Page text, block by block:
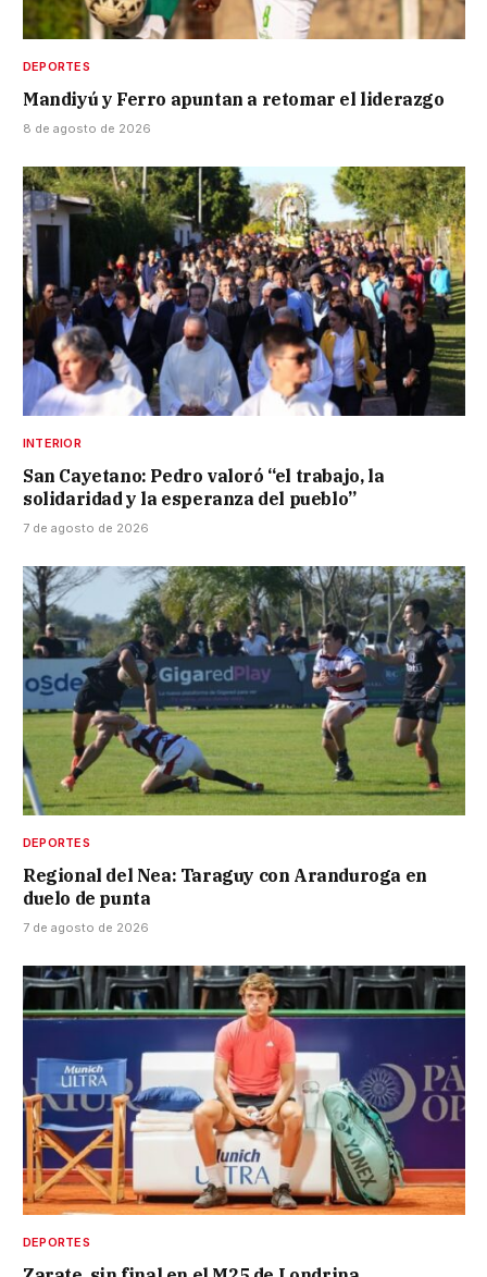
DEPORTES
Mandiyú y Ferro apuntan a retomar el liderazgo
8 de agosto de 2026
INTERIOR
San Cayetano: Pedro valoró “el trabajo, la
solidaridad y la esperanza del pueblo”
7 de agosto de 2026
DEPORTES
Regional del Nea: Taraguy con Aranduroga en
duelo de punta
7 de agosto de 2026
DEPORTES